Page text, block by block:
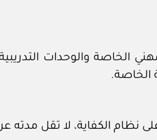
الخاصة والوحدات
الخاصة.
الكفاية، لا تقل مدته عن (٢)